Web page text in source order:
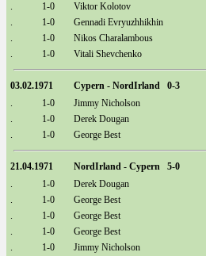
.
1-0
Viktor Kolotov
.
1-0
Gennadi Evryuzhhikhin
.
1-0
Nikos Charalambous
.
1-0 Vitali Shevchenko
03.02.1971
Cypern - NordIrland 0-3
.
1-0
Jimmy Nicholson
.
1-0
Derek Dougan
.
1-0 George Best
21.04.1971
NordIrland - Cypern 5-0
.
1-0
Derek Dougan
.
1-0
George Best
.
1-0
George Best
.
1-0
George Best
.
1-0 Jimmy Nicholson